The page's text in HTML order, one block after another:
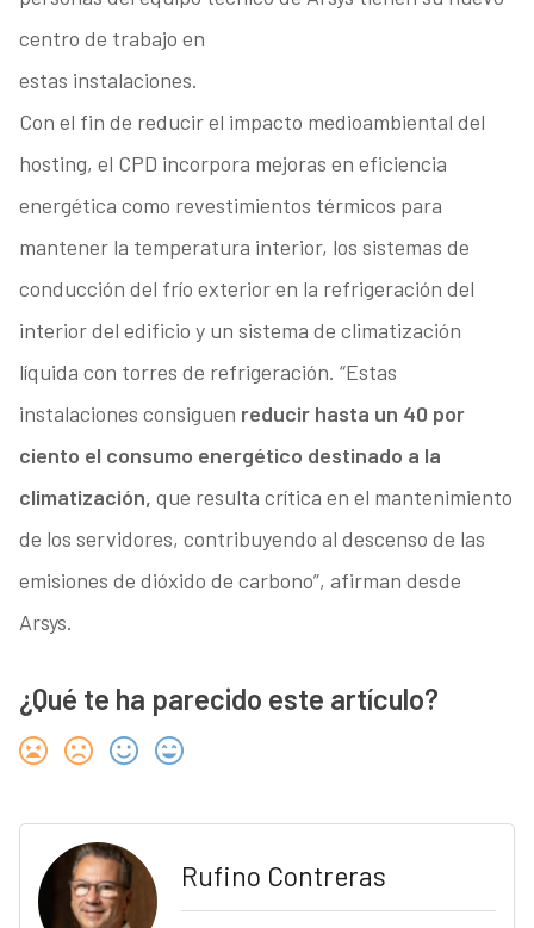
centro de trabajo en
estas instalaciones.
Con el fin de reducir el impacto medioambiental del
hosting, el CPD incorpora mejoras en eficiencia
energética como revestimientos térmicos para
mantener la temperatura interior, los sistemas de
conducción del frío exterior en la refrigeración del
interior del edificio y un sistema de climatización
líquida con torres de refrigeración. “Estas
instalaciones consiguen reducir hasta un 40 por
ciento el consumo energético destinado a la
climatización, que resulta crítica en el mantenimiento
de los servidores, contribuyendo al descenso de las
emisiones de dióxido de carbono”, afirman desde
Arsys.
¿Qué te ha parecido este artículo?
Rufino Contreras